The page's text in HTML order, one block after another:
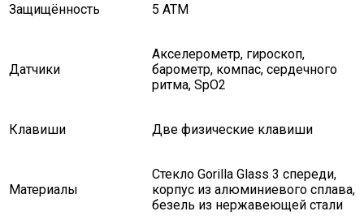
Защищённость 5 ATM
Датчики
Акселерометр, гироскоп,
барометр, компас, сердечного
ритма, SpO2
Клавиши Две физические клавиши
Материалы
Стекло Gorilla Glass 3 спереди,
корпус из алюминиевого сплава,
безель из нержавеющей стали